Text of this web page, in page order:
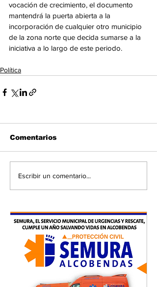
vocación de crecimiento, el documento
mantendrá la puerta abierta a la
incorporación de cualquier otro municipio
de la zona norte que decida sumarse a la
iniciativa a lo largo de este periodo.
Política
Comentarios
Escribir un comentario...